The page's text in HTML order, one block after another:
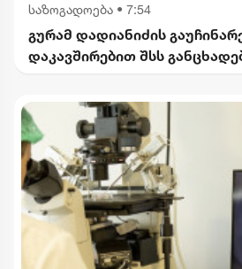
საზოგადოება • 7:54
გურამ დადიანიძის
დაკავშირებით შსს